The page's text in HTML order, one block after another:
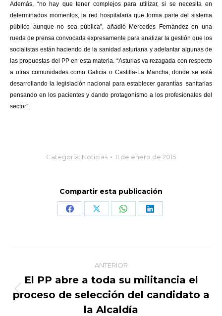
Además, “no hay que tener complejos para utilizar, si se necesita en
determinados momentos, la red hospitalaria que forma parte del sistema
público aunque no sea pública”, añadió Mercedes Fernández en una
rueda de prensa convocada expresamente para analizar la gestión que los
socialistas están haciendo de la sanidad asturiana y adelantar algunas de
las propuestas del PP en esta materia. “Asturias va rezagada con respecto
a otras comunidades como Galicia o Castilla-La Mancha, donde se está
desarrollando la legislación nacional para establecer garantías sanitarias
pensando en los pacientes y dando protagonismo a los profesionales del
sector”.
Categoría: Noticias 11 de enero de 2015
Compartir esta publicación
Share Share Share Share
Navegación
entre
publicaciones
ANTERIOR
Publicación
anterior:
El PP abre a toda su militancia el
proceso de selección del candidato a
la Alcaldía